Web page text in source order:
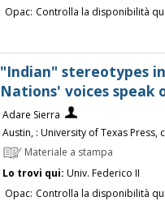
Opac: Controlla la disponibilità
"Indian" stereotypes
Nations' voices speak
Adare Sierra
Austin, : University of Texas Press,
Materiale a stampa
Lo trovi qui: Univ. Federico II
Opac: Controlla la disponibilità